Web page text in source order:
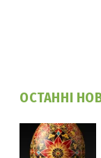
ОСТАННІ